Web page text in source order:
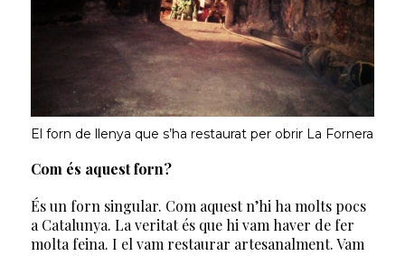
El forn de llenya que s’ha restaurat per obrir La Fornera
Com és aquest forn?
És un forn singular. Com aquest n’hi ha molts pocs
a Catalunya. La veritat és que hi vam haver de fer
molta feina. I el vam restaurar artesanalment. Vam